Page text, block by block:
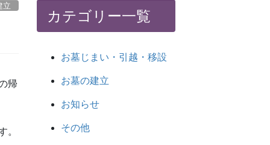
立
帰
。
カテゴリー一覧
お墓じまい・引越・移設
お墓の建立
お知らせ
その他